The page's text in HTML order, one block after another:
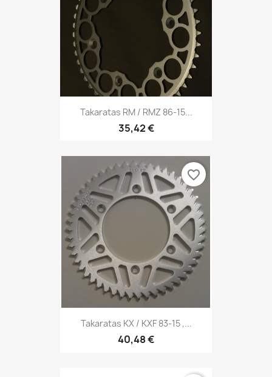
Takaratas RM / RMZ 86-15...
35,42 €
Takaratas KX / KXF 83-15 ,...
40,48 €
favorite_border